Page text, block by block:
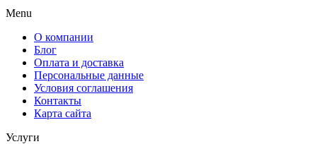
Menu
О компании
Блог
Оплата и доставка
Персональные данные
Условия соглашения
Контакты
Карта сайта
Услуги